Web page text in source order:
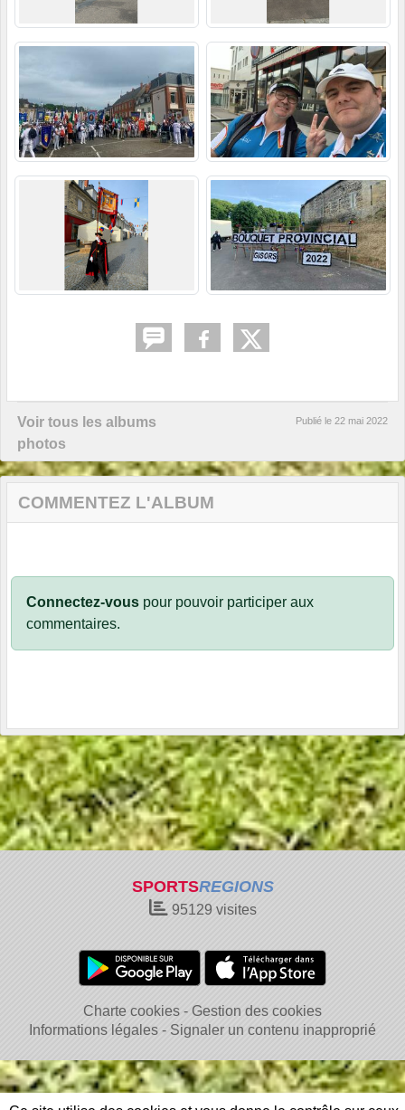
Voir tous les albums
photos
Publié le 22 mai 2022
COMMENTEZ L'ALBUM
Connectez-vous pour pouvoir participer aux
commentaires.
SPORTSREGIONS
95129 visites
Charte cookies
Gestion des cookies
Informations légales
Signaler un contenu inapproprié